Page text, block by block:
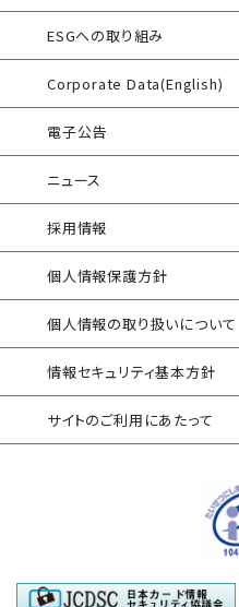
FISCガイドライン準拠対応支
地方公共団体向け 情報セキュ
セルフアセスメント
産業制御システム向けリスク
EC加盟店様向け セキュリティ
対応アセスメントサービス
自己問診型 テレワーク環境
自己点検アンケートサービス
情報セキュリティアセスメント
ネットワーク機器設定評価
データベース設定評価
セキュアメール
®
AAMS 添付ファイル自動分離
サイバープロテクション（CP）
ESGへの取り組み
Corporate Data(English)
電子公告
ニュース
採用情報
個人情報保護方針
個人情報の取り扱いについて
情報セキュリティ基本方針
サイトのご利用にあたって